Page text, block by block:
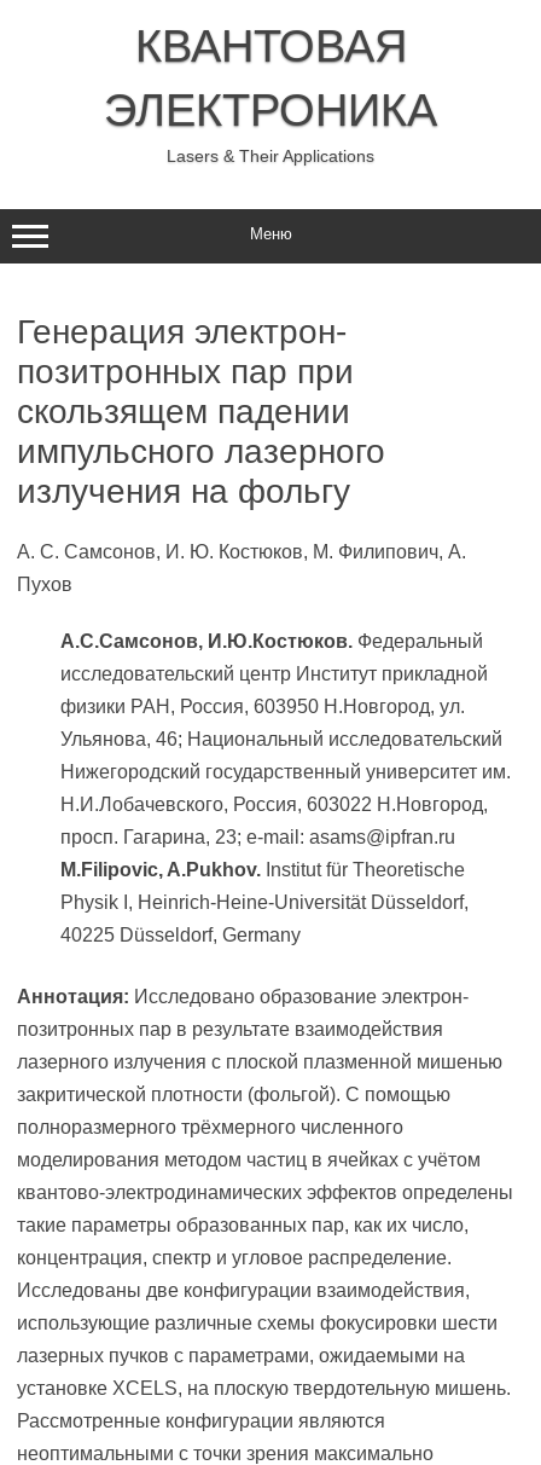
КВАНТОВАЯ
ЭЛЕКТРОНИКА
Lasers & Their Applications
Меню
Генерация электрон-
позитронных пар при
скользящем падении
импульсного лазерного
излучения на фольгу
А. С. Самсонов, И. Ю. Костюков, М. Филипович, А.
Пухов
А.С.Самсонов, И.Ю.Костюков. Федеральный
исследовательский центр Институт прикладной
физики РАН, Россия, 603950 Н.Новгород, ул.
Ульянова, 46; Национальный исследовательский
Нижегородский государственный университет им.
Н.И.Лобачевского, Россия, 603022 Н.Новгород,
просп. Гагарина, 23; e-mail: asams@ipfran.ru
M.Filipovic, A.Pukhov. Institut für Theoretische
Physik I, Heinrich-Heine-Universität Düsseldorf,
40225 Düsseldorf, Germany
Аннотация: Исследовано образование электрон-
позитронных пар в результате взаимодействия
лазерного излучения с плоской плазменной мишенью
закритической плотности (фольгой). С помощью
полноразмерного трёхмерного численного
моделирования методом частиц в ячейках с учётом
квантово-электродинамических эффектов определены
такие параметры образованных пар, как их число,
концентрация, спектр и угловое распределение.
Исследованы две конфигурации взаимодействия,
использующие различные схемы фокусировки шести
лазерных пучков с параметрами, ожидаемыми на
установке XCELS, на плоскую твердотельную мишень.
Рассмотренные конфигурации являются
неоптимальными с точки зрения максимально